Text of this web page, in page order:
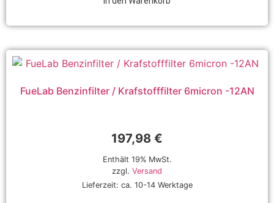
FueLab Benzinfilter / Krafstofffilter 6micron -12AN
197,98 €
Enthält 19% MwSt.
zzgl. Versand
Lieferzeit: ca. 10-14 Werktage